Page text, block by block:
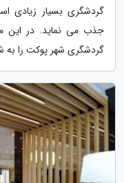
گردشگری بسیار زیادی
جذب می نماید. در این
گردشگری شهر پوکت را به